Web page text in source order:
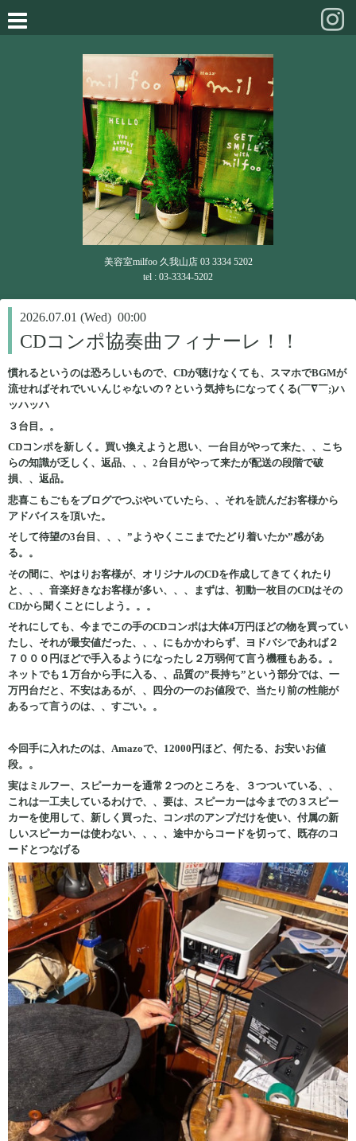
美容室milfoo 久我山店 03 3334 5202
tel : 03-3334-5202
2026.07.01 (Wed) 00:00
CDコンポ協奏曲フィナーレ！！
慣れるというのは恐ろしいもので、CDが聴けなくても、スマホでBGMが
流せればそれでいいんじゃないの？という気持ちになってくる(￣∇￣;)ハ
ッハッハ
３台目。。
CDコンポを新しく。買い換えようと思い、一台目がやって来た、、こち
らの知識が乏しく、返品、、、2台目がやって来たが配送の段階で破
損、、返品。
悲喜こもごもをブログでつぶやいていたら、、それを読んだお客様から
アドバイスを頂いた。
そして待望の3台目、、、”ようやくここまでたどり着いたか”感があ
る。。
その間に、やはりお客様が、オリジナルのCDを作成してきてくれたり
と、、、音楽好きなお客様が多い、、、まずは、初動一枚目のCDはその
CDから聞くことにしよう。。。
それにしても、今までこの手のCDコンポは大体4万円ほどの物を買ってい
たし、それが最安値だった、、、にもかかわらず、ヨドバシであれば２
７０００円ほどで手入るようになったし２万弱何て言う機種もある。。
ネットでも１万台から手に入る、、品質の”長持ち”という部分では、一
万円台だと、不安はあるが、、四分の一のお値段で、当たり前の性能が
あるって言うのは、、すごい。。
今回手に入れたのは、Amazoで、12000円ほど、何たる、お安いお値
段。。
実はミルフー、スピーカーを通常２つのところを、３つついている、、
これは一工夫しているわけで、、要は、スピーカーは今までの３スピー
カーを使用して、新しく買った、コンポのアンプだけを使い、付属の新
しいスピーカーは使わない、、、、途中からコードを切って、既存のコ
ードとつなげる